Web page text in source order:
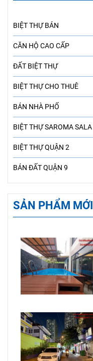
BIỆT THỰ BÁN
CĂN HỘ CAO CẤP
ĐẤT BIỆT THỰ
BIỆT THỰ CHO THUÊ
BÁN NHÀ PHỐ
BIỆT THỰ SAROMA SALA
BIỆT THỰ QUẬN 2
BÁN ĐẤT QUẬN 9
SẢN PHẨM MỚI